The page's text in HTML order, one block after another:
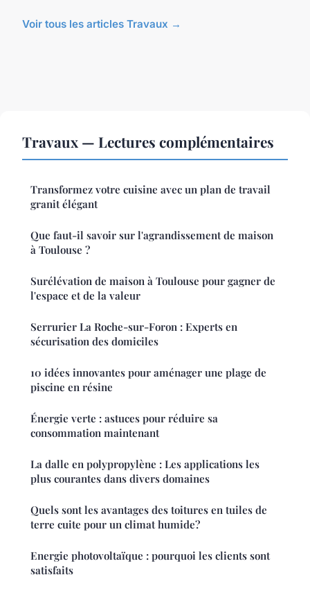
Voir tous les articles Travaux →
Travaux — Lectures complémentaires
Transformez votre cuisine avec un plan de travail
granit élégant
Que faut-il savoir sur l'agrandissement de maison
à Toulouse ?
Surélévation de maison à Toulouse pour gagner de
l'espace et de la valeur
Serrurier La Roche-sur-Foron : Experts en
sécurisation des domiciles
10 idées innovantes pour aménager une plage de
piscine en résine
Énergie verte : astuces pour réduire sa
consommation maintenant
La dalle en polypropylène : Les applications les
plus courantes dans divers domaines
Quels sont les avantages des toitures en tuiles de
terre cuite pour un climat humide?
Energie photovoltaïque : pourquoi les clients sont
satisfaits